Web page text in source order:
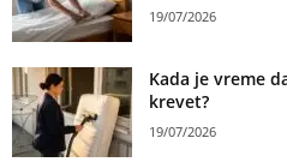
19/07/2026
Kada je vreme
krevet?
19/07/2026